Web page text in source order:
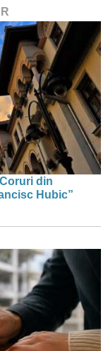
din
Hubic”